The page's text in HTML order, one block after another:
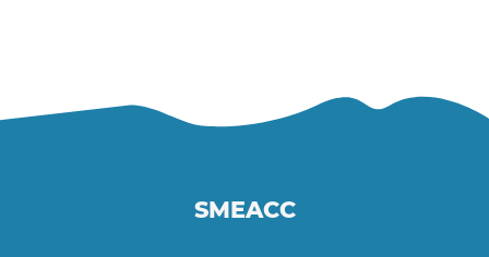
SMEACC